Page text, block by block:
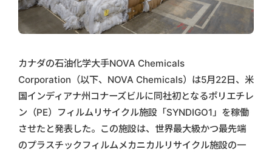
カナダの石油化学大手NOVA Chemicals
Corporation（以下、NOVA Chemicals）は5月22日、米
国インディアナ州コナーズビルに同社初となるポリエチレ
ン（PE）フィルムリサイクル施設「SYNDIGO1」を稼働
させたと発表した。この施設は、世界最大級かつ最先端
のプラスチックフィルムメカニカルリサイクル施設の一